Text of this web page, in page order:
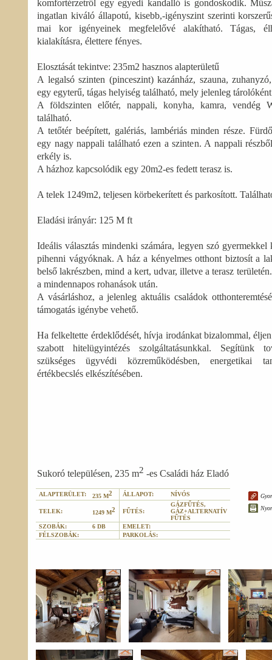
komfortérzetről egy egyedi kandalló is gondoskodik.
ingatlan kiváló állapotú, kisebb,-igényszint szerinti
mai kor igényeinek megfelelővé alakítható. Tágas,
kialakításra, élettere fényes.
Elosztását tekintve: 235m2 hasznos alapterületű
A legalsó szinten (pinceszint) kazánház, szauna,
egy egyterű, tágas helyiség található, mely jelenleg
A földszinten előtér, nappali, konyha, kamra, vendég
található.
A tetőtér beépített, galériás, lambériás minden része.
egy nagy nappali található ezen a szinten. A nappali
erkély is.
A házhoz kapcsolódik egy 20m2-es fedett terasz is.
A telek 1249m2, teljesen körbekerített és parkosított.
Eladási irányár: 125 M ft
Ideális választás mindenki számára, legyen szó gyermekkel
pihenni vágyóknak. A ház a kényelmes otthont biztosít a
belső lakrészben, mind a kert, udvar, illetve a terasz
a mindennapos rohanások után.
A vásárláshoz, a jelenleg aktuális családok
támogatás igénybe vehető.
Ha felkeltette érdeklődését, hívja irodánkat bizalommal,
szabott hitelügyintézés szolgáltatásunkkal. Segítünk
szükséges ügyvédi közreműködésben, energetikai
értékbecslés elkészítésében.
Sukoró településen, 235 m2 -es Családi ház Eladó
ALAPTERÜLET: 235 M2 ÁLLAPOT: NÍVÓS
TELEK: 1249 M2 FŰTÉS:
GÁZFŰTÉS,
GÁZ+ALTERNATÍV
FŰTÉS
SZOBÁK:
6 DB
EMELET:
FÉLSZOBÁK:
PARKOLÁS: